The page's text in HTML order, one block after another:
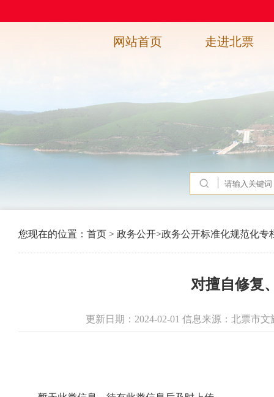
网站首页 走进北票
您现在的位置： 首页 > 政务公开>政务公开标准化规范化专
对擅自修复
更新日期：2024-02-01 信息来源：北票市